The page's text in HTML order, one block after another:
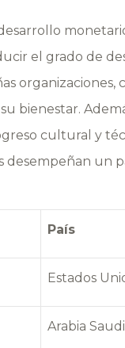
el grado de
organizaciones,
bienestar.
cultural y
desempeñan un
País
Estados
Arabia